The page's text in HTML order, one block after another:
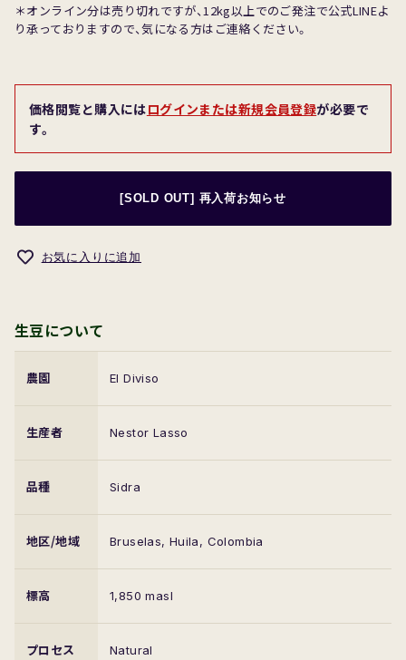
＊オンライン分は売り切れですが、12kg以上でのご発注で公式LINEよ
り承っておりますので、気になる方はご連絡ください。
価格閲覧と購入にはログインまたは新規会員登録が必要で
す。
[SOLD OUT] 再入荷お知らせ
お気に入りに追加
生豆について
農園 El Diviso
生産者 Nestor Lasso
品種 Sidra
地区/地域 Bruselas, Huila, Colombia
標高 1,850 masl
プロセス Natural